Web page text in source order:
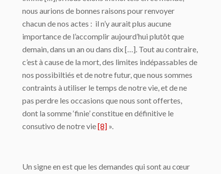
nous aurions de bonnes raisons pour renvoyer
chacun de nos actes : il n’y aurait plus aucune
importance de l’accomplir aujourd’hui plutôt que
demain, dans un an ou dans dix […]. Tout au contraire,
c’est à cause de la mort, des limites indépassables de
nos possibiltiés et de notre futur, que nous sommes
contraints à utiliser le temps de notre vie, et de ne
pas perdre les occasions que nous sont offertes,
dont la somme ‘finie’ constitue en définitive le
consutivo de notre vie[8] ».
Un signe en est que les demandes qui sont au cœur